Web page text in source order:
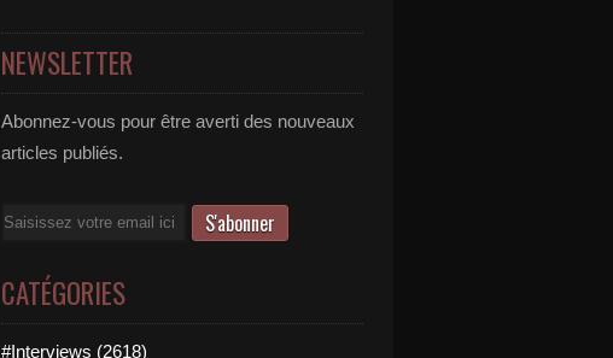
NEWSLETTER
Abonnez-vous pour être averti des nouveaux
articles publiés.
Email
CATÉGORIES
#Interviews (2618)